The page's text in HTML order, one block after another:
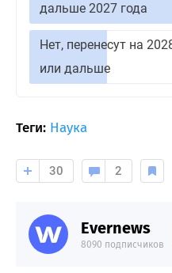
дальше 2027 года
Нет, перенесут на
или дальше
Теги: Наука
30 2
Evernews
8090 подписчиков